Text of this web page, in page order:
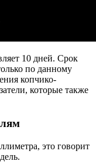
10 дней. Срок
по данному
копчико-
которые также
это говорит